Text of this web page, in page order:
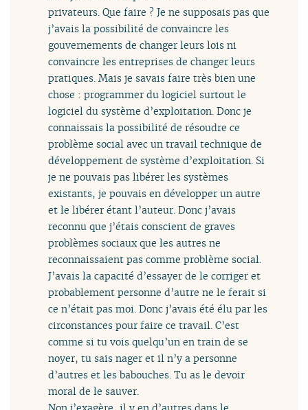
privateurs. Que faire ? Je ne supposais pas que
j’avais la possibilité de convaincre les
gouvernements de changer leurs lois ni
convaincre les entreprises de changer leurs
pratiques. Mais je savais faire très bien une
chose : programmer du logiciel surtout le
logiciel du système d’exploitation. Donc je
connaissais la possibilité de résoudre ce
problème social avec un travail technique de
développement de système d’exploitation. Si
je ne pouvais pas libérer les systèmes
existants, je pouvais en développer un autre
et le libérer étant l’auteur. Donc j’avais
reconnu que j’étais conscient de graves
problèmes sociaux que les autres ne
reconnaissaient pas comme problème social.
J’avais la capacité d’essayer de le corriger et
probablement personne d’autre ne le ferait si
ce n’était pas moi. Donc j’avais été élu par les
circonstances pour faire ce travail. C’est
comme si tu vois quelqu’un en train de se
noyer, tu sais nager et il n’y a personne
d’autres et les babouches. Tu as le devoir
moral de le sauver.